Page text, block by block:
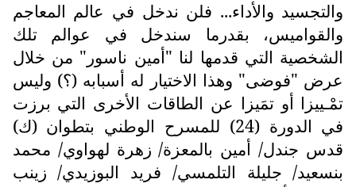
والتجسيد والأداء... فلن ندخل في عالم المعاجم
والقواميس، بقدرما سندخل في عوالم تلك
الشخصية التي قدمها لنا "أمين ناسور" من خلال
عرض "فوضى" وهذا الاختيار له أسبابه (؟) وليس
تمْـييزا أو تمَيزا عن الطاقات الأخرى التي برزت
في الدورة (24) للمسرح الوطني بتطوان (ك)
قدس جندل/ أمين بالمعزة/ زهرة لهواوي/ محمد
بنسعيد/ جليلة التلمسي/ فريد البوزيدي/ زينب